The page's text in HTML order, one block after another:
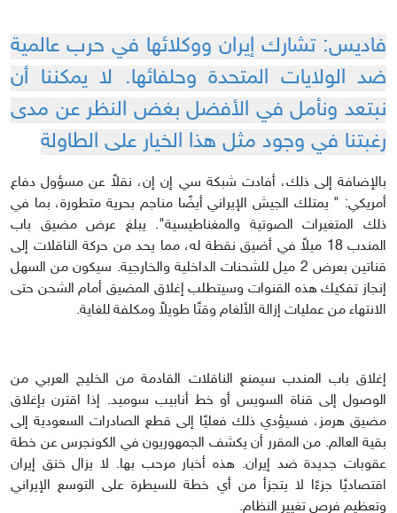
فاديس: تشارك إيران ووكلائها في حرب عالمية
ضد الولايات المتحدة وحلفائها. لا يمكننا أن
نبتعد ونأمل في الأفضل بغض النظر عن مدى
رغبتنا في وجود مثل هذا الخيار على الطاولة
بالإضافة إلى ذلك، أفادت شبكة سي إن إن، نقلاً عن مسؤول دفاع
أمريكي: " يمتلك الجيش الإيراني أيضًا مناجم بحرية متطورة، بما في
ذلك المتغيرات الصوتية والمغناطيسية". يبلغ عرض مضيق باب
المندب 18 ميلاً في أضيق نقطة له، مما يحد من حركة الناقلات إلى
قناتين بعرض 2 ميل للشحنات الداخلية والخارجية. سيكون من السهل
إنجاز تفكيك هذه القنوات وسيتطلب إغلاق المضيق أمام الشحن حتى
الانتهاء من عمليات إزالة الألغام وقتًا طويلاً ومكلفة للغاية.
إغلاق باب المندب سيمنع الناقلات القادمة من الخليج العربي من
الوصول إلى قناة السويس أو خط أنابيب سوميد. إذا اقترن بإغلاق
مضيق هرمز، فسيؤدي ذلك فعليًا إلى قطع الصادرات السعودية إلى
بقية العالم. من المقرر أن يكشف الجمهوريون في الكونجرس عن خطة
عقوبات جديدة ضد إيران. هذه أخبار مرحب بها. لا يزال خنق إيران
اقتصاديًا جزءًا لا يتجزأ من أي خطة للسيطرة على التوسع الإيراني
وتعظيم فرص تغيير النظام.